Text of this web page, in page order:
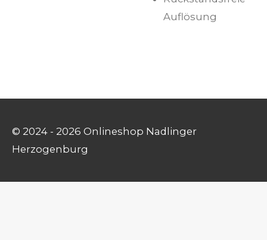
Auflösung
© 2024 - 2026 Onlineshop Nadlinger
Herzogenburg